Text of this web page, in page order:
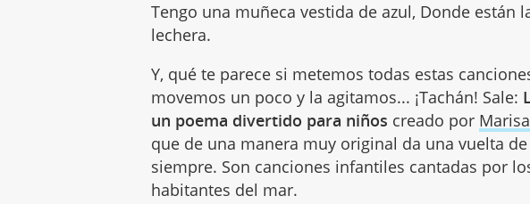
Tengo una muñeca vestida de azul, Donde están
lechera.
Y, qué te parece si metemos todas estas
movemos un poco y la agitamos... ¡Tachán! Sale:
un poema divertido para niños creado por
que de una manera muy original da una vuelta
siempre. Son canciones infantiles cantadas por
habitantes del mar.